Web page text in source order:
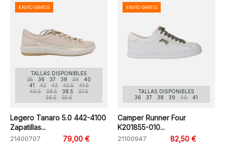
TALLAS DISPONIBLES
35
36 37 38 39
40
41
42 43 42.5
41.5
40.5
39.5 38.5
37.5
36.5
35.5
Legero Tanaro 5.0 442-4100
Zapatillas...
21400707
79,00 €
ENVÍO GRATIS
TALLAS DISPONIBLES
36
37 38 39 40 41
Camper Runner Four
K201855-010...
21100947
82,50 €
ENVÍO GRATIS